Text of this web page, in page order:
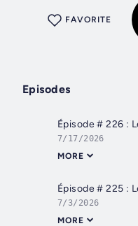
FAVORITE
Episodes
Épisode # 226 :
7/17/2026
MORE
7/3/2026
MORE